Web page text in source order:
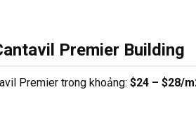
Premier Building
Premier trong khoảng: $24 – $28/